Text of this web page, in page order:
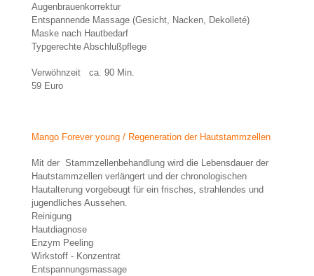
Augenbrauenkorrektur
Entspannende Massage (Gesicht, Nacken, Dekolleté)
Maske nach Hautbedarf
Typgerechte Abschlußpflege
Verwöhnzeit ca. 90 Min.
59 Euro
Mango Forever young / Regeneration der Hautstammzellen
Mit der Stammzellenbehandlung wird die Lebensdauer der
Hautstammzellen verlängert und der chronologischen
Hautalterung vorgebeugt für ein frisches, strahlendes und
jugendliches Aussehen.
Reinigung
Hautdiagnose
Enzym Peeling
Wirkstoff - Konzentrat
Entspannungsmassage